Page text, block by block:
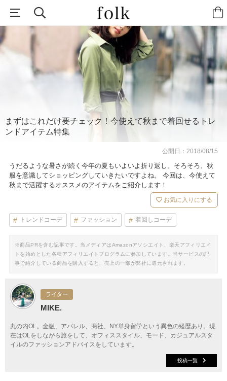
まずはこれだけ要チェック！今使えて秋まで着回せるトレ
ンドアイテム特集
公開日：2018/08/15
うだるような暑さが続く今年の夏もいよいよ折り返し。そろそろ、秋
服を意識してショッピングしていきたいですよね。 今回は、今使えて
秋まで活躍するオススメのアイテムをご紹介します！
お気に入りにする
トレンドコーデ ファッション 着回しコーデ
※商品PRを含む記事です。当メディアはAmazonアソシエイト、楽天アフィリエイ
トを始めとした各種アフィリエイトプログラムに参加しています。当サービスの記
事で紹介している商品を購入すると、売上の一部が弊社に還元されます。
ライター
MIKE.
丸の内OL。金融、アパレル、商社、NY単身留学という異色の経歴あり。現
在はOLをしながら旅をして、オフィススタイル、モード、カジュアルスタ
イルのファッションアドバイスをしています。
投稿一覧